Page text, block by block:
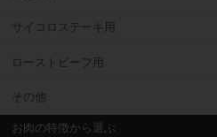
サイコロステーキ用
ローストビーフ用
その他
お肉の特徴から選ぶ